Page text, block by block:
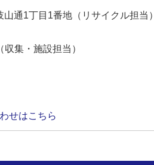
山通1丁目1番地（リサイクル担当）
集・施設担当）
せはこちら